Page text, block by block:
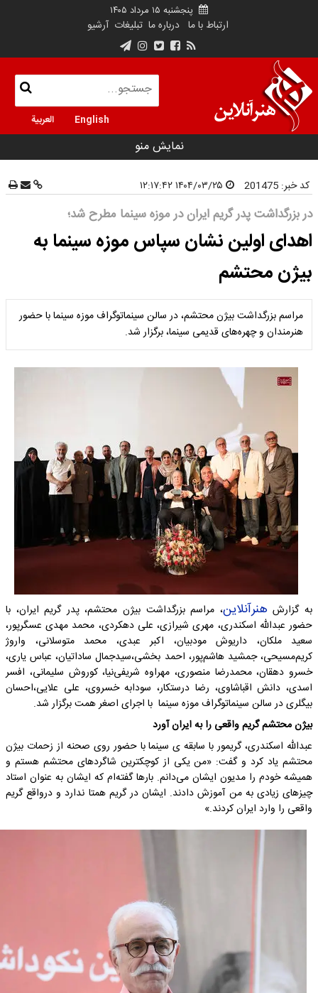
پنجشنبه ۱۵ مرداد ۱۴۰۵
ارتباط با ما درباره ما تبلیغات آرشیو
English العربية
نمایش منو
کد خبر: 201475
در بزرگداشت پدر گریم ایران در موزه سینما مطرح شد؛
اهدای اولین نشان سپاس موزه سینما به
بیژن محتشم
مراسم بزرگداشت بیژن محتشم، در سالن سینماتوگراف موزه سینما با حضور
هنرمندان و چهره‌های قدیمی سینما، برگزار شد.
به گزارش هنرآنلاین، مراسم بزرگداشت بیژن محتشم، پدر گریم ایران، با
حضور عبدالله اسکندری، مهری شیرازی، علی دهکردی، محمد مهدی عسگرپور،
سعید ملکان، داریوش مودبیان، اکبر عبدی، محمد متوسلانی، واروژ
کریم‌مسیحی، جمشید هاشم‌پور، احمد بخشی،سیدجمال ساداتیان، عباس یاری،
خسرو دهقان، محمدرضا منصوری، مهراوه شریفی‌نیا، کوروش سلیمانی، افسر
اسدی، دانش اقباشاوی، رضا درستکار، سودابه خسروی، علی علایی،احسان
بیگلری در سالن سینماتوگراف موزه سینما با اجرای اصغر همت برگزار شد.
بیژن محتشم گریم واقعی را به ایران آورد
عبدالله اسکندری، گریمور با سابقه ی سینما با حضور روی صحنه از زحمات بیژن
محتشم یاد کرد و گفت: «من یکی از کوچکترین شاگردهای محتشم هستم و
همیشه خودم را مدیون ایشان می‌دانم. بارها گفته‌ام که ایشان به عنوان استاد
چیزهای زیادی به من آموزش دادند. ایشان در گریم همتا ندارد و درواقع گریم
واقعی را وارد ایران کردند.»